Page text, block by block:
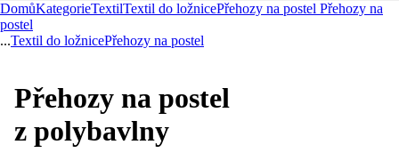
DomůKategorieTextilTextil do ložnicePřehozy na postel Přehozy na
postel
...Textil do ložnicePřehozy na postel
Přehozy na postel
z polybavlny